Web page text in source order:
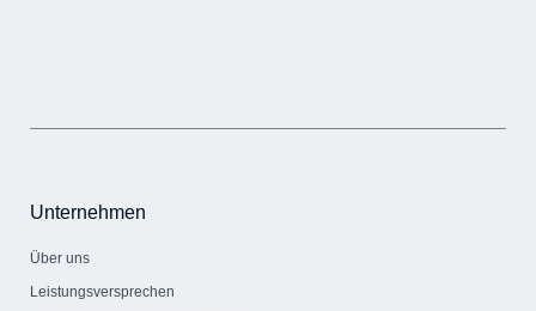
Unternehmen
Über uns
Leistungsversprechen